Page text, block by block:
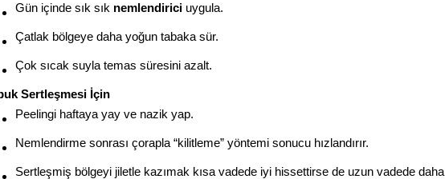
Gün içinde sık sık nemlendirici uygula.
Çatlak bölgeye daha yoğun tabaka sür.
Çok sıcak suyla temas süresini azalt.
Sertleşmesi İçin
Peelingi haftaya yay ve nazik yap.
Nemlendirme sonrası çorapla “kilitleme” yöntemi sonucu hızlandırır.
Sertleşmiş bölgeyi jiletle kazımak kısa vadede iyi hissettirse de uzun vadede daha